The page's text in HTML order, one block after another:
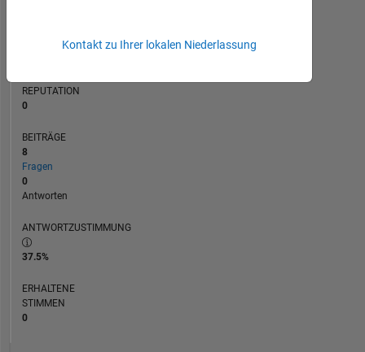
REPUTATION
0
BEITRÄGE
8
Fragen
0
Antworten
ANTWORTZUSTIMMUNG
37.5%
ERHALTENE
STIMMEN
0
Kontakt zu Ihrer lokalen Niederlassung